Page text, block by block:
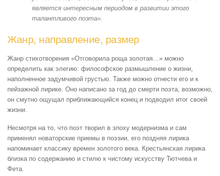
является интересным периодом в развитии этого
талантливого поэта».
Жанр, направление, размер
Жанр стихотворения «Отговорила роща золотая…» можно
определить как элегию: философское размышление о жизни,
наполненное задумчивой грустью. Также можно отнести его и к
пейзажной лирике. Оно написано за год до смерти поэта, возможно,
он смутно ощущал приближающийся конец и подводил итог своей
жизни.
Несмотря на то, что поэт творил в эпоху модернизма и сам
применял новаторские приемы в поэзии, его поздняя лирика
напоминает классику времен золотого века. Крестьянская лирика
близка по содержанию и стилю к чистому искусству Тютчева и
Фета.